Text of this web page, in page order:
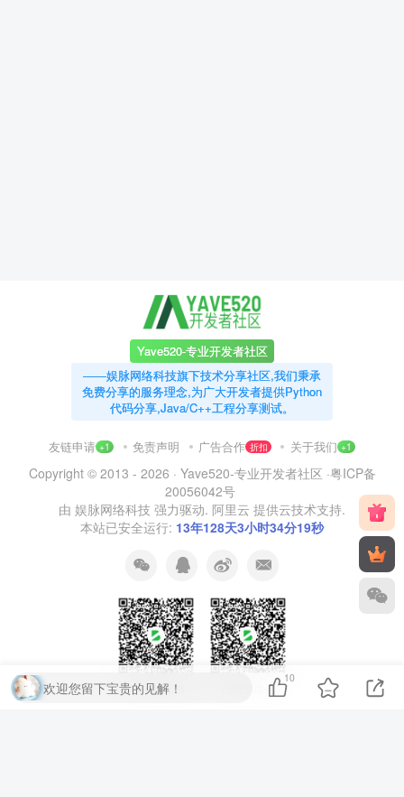
Yave520-专业开发者社区
——娱脉网络科技旗下技术分享社区,我们秉承
免费分享的服务理念,为广大开发者提供Python
代码分享,Java/C++工程分享测试。
友链申请 +1 免责声明 广告合作 折扣 关于我们 +1
Copyright © 2013 - 2026 · Yave520-专业开发者社区 ·粤ICP备
20056042号
由 娱脉网络科技 强力驱动. 阿里云 提供云技术支持.
本站已安全运行: 13年128天3小时34分20秒
扫码加QQ群 扫码加微信
欢迎您留下宝贵的见解！
10